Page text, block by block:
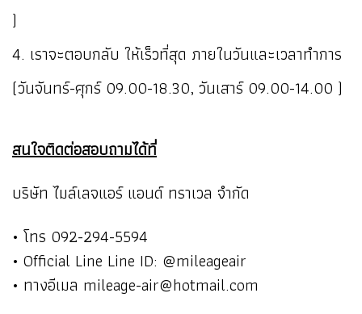
)
4. เราจะตอบกลับ ให้เร็วที่สุด ภายในวันและเวลาทำการ
(วันจันทร์-ศุกร์ 09.00-18.30, วันเสาร์ 09.00-14.00 )
สนใจติดต่อสอบถามได้ที่
บริษัท ไมล์เลจแอร์ แอนด์ ทราเวล จำกัด
• โทร 092-294-5594
• Official Line Line ID: @mileageair
• ทางอีเมล mileage-air@hotmail.com